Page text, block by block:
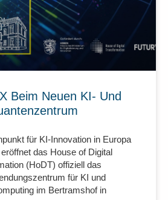
Beim Neuen KI- Und
für KI-Innovation in Europa
das House of Digital
(HoDT) offiziell das
für KI und
im Bertramshof in